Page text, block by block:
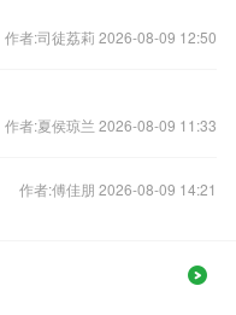
作者:司徒荔莉 2026-08-09 12:50
作者:夏侯琼兰 2026-08-09 11:33
作者:傅佳朋 2026-08-09 14:21